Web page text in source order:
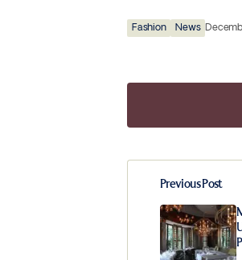
Fashion News
Your email
Comment*
Previous Post